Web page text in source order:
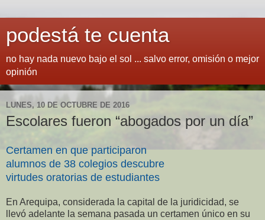
podestá te cuenta
no hay nada nuevo bajo el sol ... salvo error, omisión o mejor
opinión
LUNES, 10 DE OCTUBRE DE 2016
Escolares fueron “abogados por un día”
Certamen en que participaron
alumnos de 38 colegios descubre
virtudes oratorias de estudiantes
En Arequipa, considerada la capital de la juridicidad, se
llevó adelante la semana pasada un certamen único en su